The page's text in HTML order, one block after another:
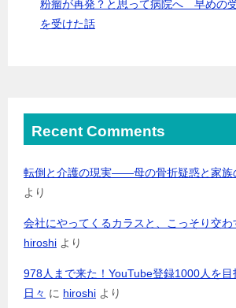
粉瘤が再発？と思って病院へ 早めの
を受けた話
Recent Comments
転倒と介護の現実――母の骨折疑惑と家族
より
会社にやってくるカラスと、こっそり交わ
hiroshi より
978人まで来た！YouTube登録1000人を
日々 に hiroshi より